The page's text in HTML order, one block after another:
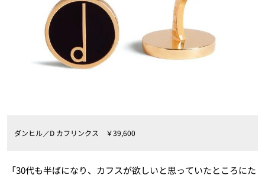
ダンヒル／D カフリンクス ￥39,600
「30代も半ばになり、カフスが欲しいと思っていたところにた